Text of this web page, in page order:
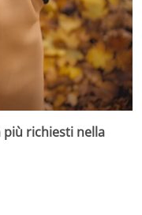
richiesti nella